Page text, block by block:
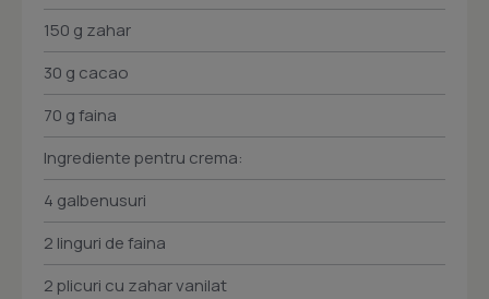
150 g zahar
30 g cacao
70 g faina
Ingrediente pentru crema:
4 galbenusuri
2 linguri de faina
2 plicuri cu zahar vanilat